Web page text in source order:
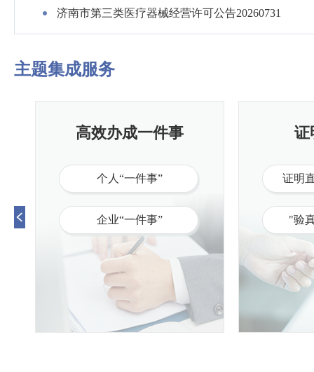
济南市第三类医疗器械经营许可公告20260731
主题集成服务
高效办成一件事
个人“一件事”
企业“一件事”
证
证明
"验